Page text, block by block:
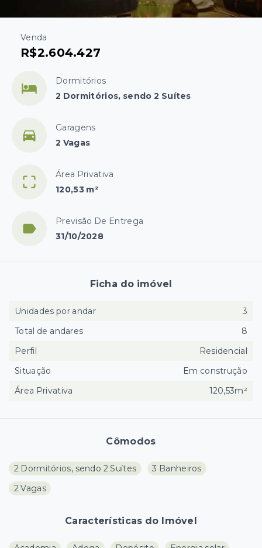
Venda
R$2.604.427
Dormitórios
2 Dormitórios, sendo 2 Suítes
Garagens
2 Vagas
Área Privativa
120,53 m²
Previsão De Entrega
31/10/2028
Cômodos
2 Dormitórios, sendo 2 Suítes
3 Banheiros
2 Vagas
Características do Imóvel
Ficha do imóvel
Unidades por andar
3
Total de andares
8
Perfil
Residencial
Situação
Em construção
Área Privativa
120,53m²